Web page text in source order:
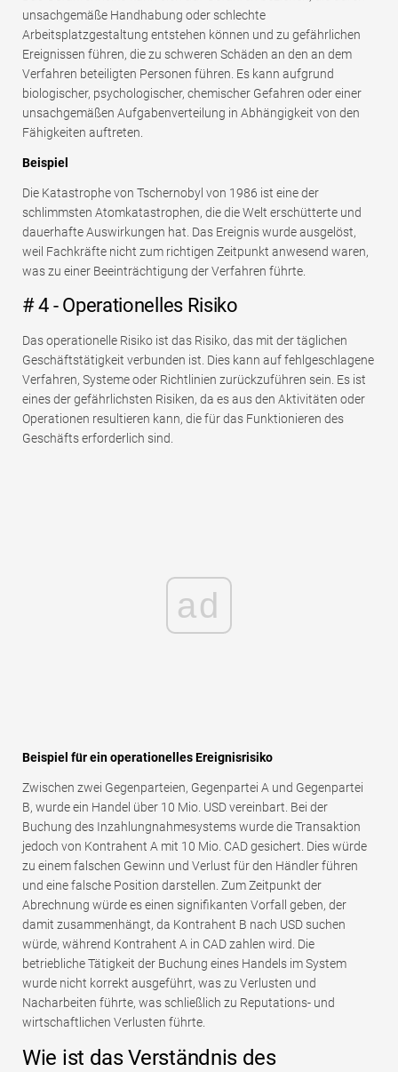
unsachgemäße Handhabung oder schlechte
Arbeitsplatzgestaltung entstehen können und zu gefährlichen
Ereignissen führen, die zu schweren Schäden an den an dem
Verfahren beteiligten Personen führen. Es kann aufgrund
biologischer, psychologischer, chemischer Gefahren oder einer
unsachgemäßen Aufgabenverteilung in Abhängigkeit von den
Fähigkeiten auftreten.
Beispiel
Die Katastrophe von Tschernobyl von 1986 ist eine der
schlimmsten Atomkatastrophen, die die Welt erschütterte und
dauerhafte Auswirkungen hat. Das Ereignis wurde ausgelöst,
weil Fachkräfte nicht zum richtigen Zeitpunkt anwesend waren,
was zu einer Beeinträchtigung der Verfahren führte.
# 4 - Operationelles Risiko
Das operationelle Risiko ist das Risiko, das mit der täglichen
Geschäftstätigkeit verbunden ist. Dies kann auf fehlgeschlagene
Verfahren, Systeme oder Richtlinien zurückzuführen sein. Es ist
eines der gefährlichsten Risiken, da es aus den Aktivitäten oder
Operationen resultieren kann, die für das Funktionieren des
Geschäfts erforderlich sind.
ad
Beispiel für ein operationelles Ereignisrisiko
Zwischen zwei Gegenparteien, Gegenpartei A und Gegenpartei
B, wurde ein Handel über 10 Mio. USD vereinbart. Bei der
Buchung des Inzahlungnahmesystems wurde die Transaktion
jedoch von Kontrahent A mit 10 Mio. CAD gesichert. Dies würde
zu einem falschen Gewinn und Verlust für den Händler führen
und eine falsche Position darstellen. Zum Zeitpunkt der
Abrechnung würde es einen signifikanten Vorfall geben, der
damit zusammenhängt, da Kontrahent B nach USD suchen
würde, während Kontrahent A in CAD zahlen wird. Die
betriebliche Tätigkeit der Buchung eines Handels im System
wurde nicht korrekt ausgeführt, was zu Verlusten und
Nacharbeiten führte, was schließlich zu Reputations- und
wirtschaftlichen Verlusten führte.
Wie ist das Verständnis des